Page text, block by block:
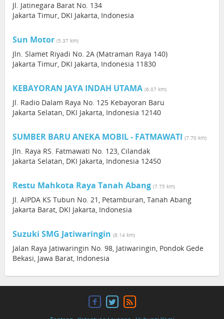
Jl. Jatinegara Barat No. 134
Jakarta Timur, DKI Jakarta, Indonesia
Sun Motor (5.37 km)
Jln. Slamet Riyadi No. 2A (Matraman Raya 140)
Jakarta Timur, DKI Jakarta, Indonesia 11830
KEBAYORAN JAYA INDAH UTAMA (6.07 km)
Jl. Radio Dalam Raya No. 125 Kebayoran Baru
Jakarta Selatan, DKI Jakarta, Indonesia 12140
SUMBER BARU ANEKA MOBIL - FATMAWATI (7.70 km)
Jln. Raya RS. Fatmawati No. 123, Cilandak
Jakarta Selatan, DKI Jakarta, Indonesia 12450
Restu Mahkota Raya Tanah Abang (7.75 km)
Jl. AIPDA KS Tubun No. 21, Petamburan, Tanah Abang
Jakarta Barat, DKI Jakarta, Indonesia
Suzuki SMG Jatiwaringin (8.14 km)
Jalan Raya Jatiwaringin No. 98, Jatiwaringin, Pondok Gede
Bekasi, Jawa Barat, Indonesia